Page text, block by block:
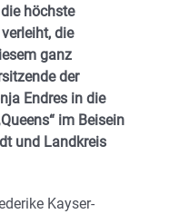
höchste
die
ganz
der
Endres in die
im Beisein
und Landkreis
Kayser-